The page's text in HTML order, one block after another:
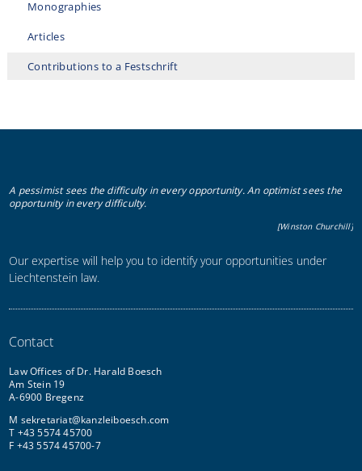
Monographies
Articles
Contributions to a Festschrift
A pessimist sees the difficulty in every opportunity. An optimist sees the
opportunity in every difficulty.
[Winston Churchill]
Our expertise will help you to identify your opportunities under
Liechtenstein law.
Contact
Law Offices of Dr. Harald Boesch
Am Stein 19
A-6900 Bregenz
M sekretariat@kanzleiboesch.com
T +43 5574 45700
F +43 5574 45700-7